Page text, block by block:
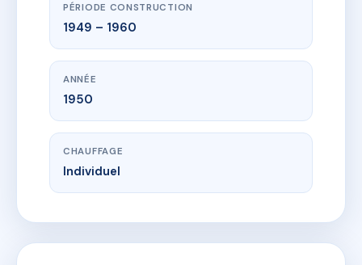
PÉRIODE CONSTRUCTION
1949 – 1960
ANNÉE
1950
CHAUFFAGE
Individuel